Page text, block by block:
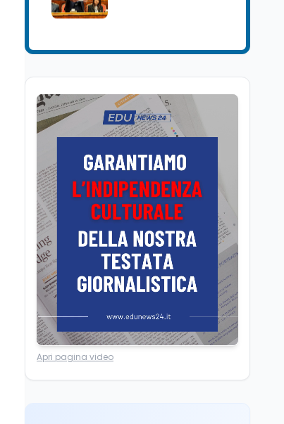
europea in memoria
di Strasburgo in ricordo
dei minatori morti a
Marcinelle nel 1956
Università 8 ago
Università statali, il
Fondo ordinario 2026
la firma della ministra
Tecnologia8 ago
Il cloaking selettivo di
Time: ads invisibili solo
per i chatbot AI
Mondo 8 ago
A Nonthaburi il killer
14enne era bullizzato: la
Lavoro8 ago
Riforma del calcio, si
Apri pagina video